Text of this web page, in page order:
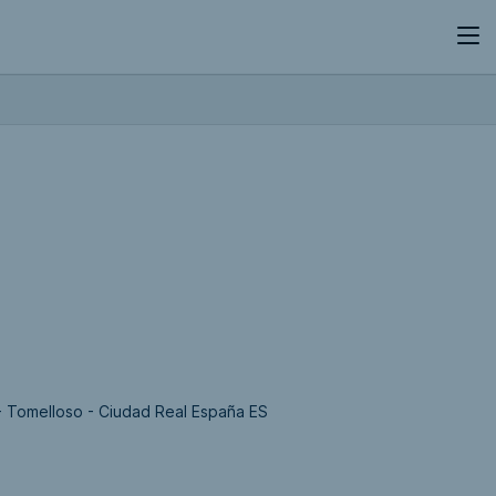
- Ciudad Real España ES